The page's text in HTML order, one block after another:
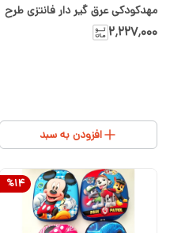
مهدکودکی عرق گیر دار فانتزی طرح
هاپو و پیشی
۲٬۲۲۷٬۰۰۰
افزودن به سبد
%14